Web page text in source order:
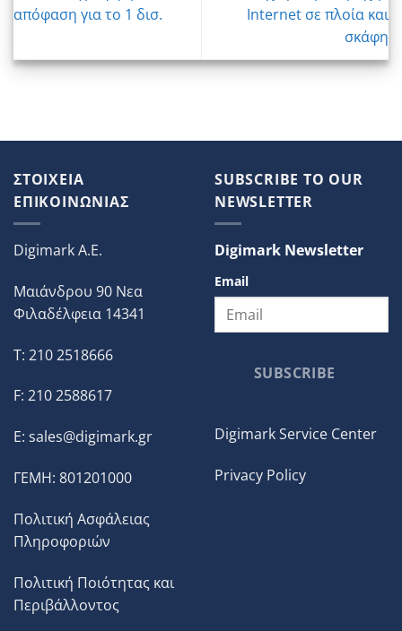
απόφαση για το 1 δισ.
Internet σε πλοία και
σκάφη
ΣΤΟΙΧΕΙΑ
ΕΠΙΚΟΙΝΩΝΙΑΣ
Digimark A.E.
Μαιάνδρου 90 Νεα
Φιλαδέλφεια 14341
T: 210 2518666
F: 210 2588617
E: sales@digimark.gr
ΓΕΜΗ: 801201000
Πολιτική Ασφάλειας
Πληροφοριών
Πολιτική Ποιότητας και
Περιβάλλοντος
SUBSCRIBE TO OUR
NEWSLETTER
Digimark Newsletter
Email
SUBSCRIBE
Digimark Service Center
Privacy Policy